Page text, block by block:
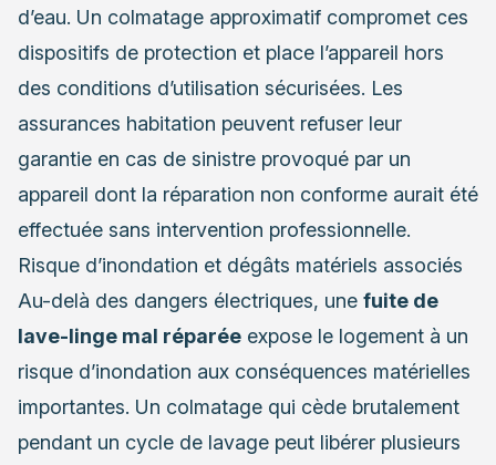
d’eau. Un colmatage approximatif compromet ces
dispositifs de protection et place l’appareil hors
des conditions d’utilisation sécurisées. Les
assurances habitation peuvent refuser leur
garantie en cas de sinistre provoqué par un
appareil dont la réparation non conforme aurait été
effectuée sans intervention professionnelle.
Risque d’inondation et dégâts matériels associés
Au-delà des dangers électriques, une fuite de
lave-linge mal réparée expose le logement à un
risque d’inondation aux conséquences matérielles
importantes. Un colmatage qui cède brutalement
pendant un cycle de lavage peut libérer plusieurs